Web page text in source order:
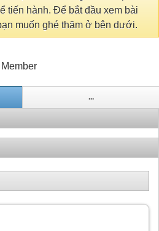
tiến hành. Để bắt đầu xem bài
muốn ghé thăm ở bên dưới.
...